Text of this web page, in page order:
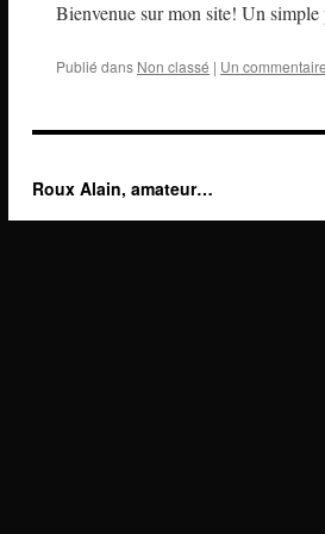
Bienvenue sur mon site! Un simple
Publié dans Non classé | Un commentaire
Roux Alain, amateur…